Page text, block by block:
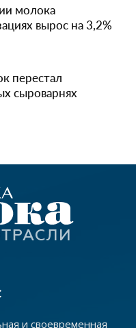
молока
вырос на 3,2%
перестал
сыроварнях
и своевременная